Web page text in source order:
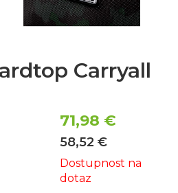
Carryall
71,98 €
58,52 €
Dostupnost na
dotaz